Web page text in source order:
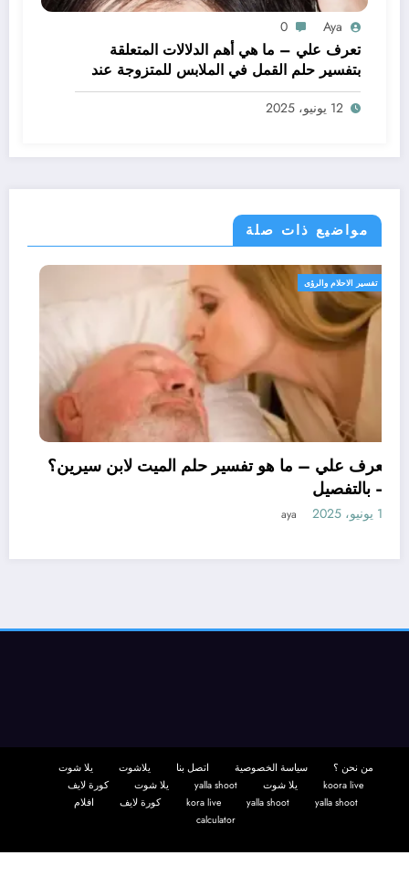
Aya
0
تعرف علي – ما هي أهم الدلالات المتعلقة
بتفسير حلم القمل في الملابس للمتزوجة عند
ابن سيرين؟ – بالتفصيل
12 يونيو، 2025
مواضيع ذات صلة
تفسير الاحلام والرؤى
تعرف علي – ما هو تفسير حلم الميت لابن سيرين؟
– بالتفصيل
11 يونيو، 2025 aya
من نحن ؟ سياسة الخصوصية اتصل بنا يلاشوت
يلا شوت
koora live
يلا شوت yalla shoot يلا شوت
كورة لايف
yalla shoot
yalla shoot
kora live كورة لايف
افلام
calculator